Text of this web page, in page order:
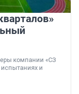
компании «СЗ
и